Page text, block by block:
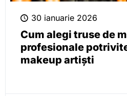
30 ianuarie 2026
Cum alegi truse de
profesionale
makeup artiști